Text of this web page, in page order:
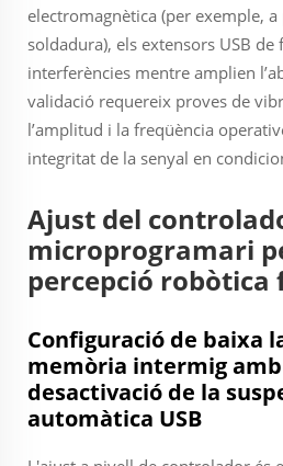
electromagnètica (per exemple, a
soldadura), els extensors USB
interferències mentre amplien
validació requereix proves de
l’amplitud i la freqüència
integritat de la senyal en
Ajust del
microprogramari
percepció robòtica
Configuració de baixa
memòria intermig amb
desactivació de la
automàtica USB